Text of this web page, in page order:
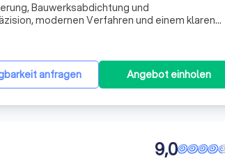
Bauwerksabdichtung und
modernen Verfahren und einem klaren
anfragen Angebot einholen
9,0